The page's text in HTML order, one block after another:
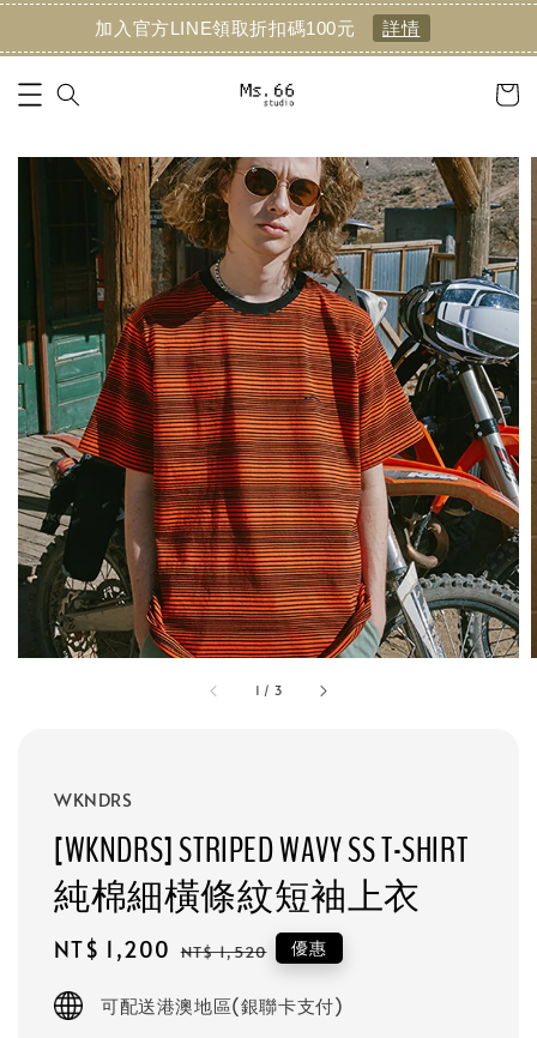
加入官方LINE領取折扣碼100元 詳情
1 / 3
WKNDRS
[WKNDRS] STRIPED WAVY SS T-SHIRT
純棉細橫條紋短袖上衣
Sale
NT$ 1,200 Regular
NT$ 1,520 優惠
可配送港澳地區(銀聯卡支付)